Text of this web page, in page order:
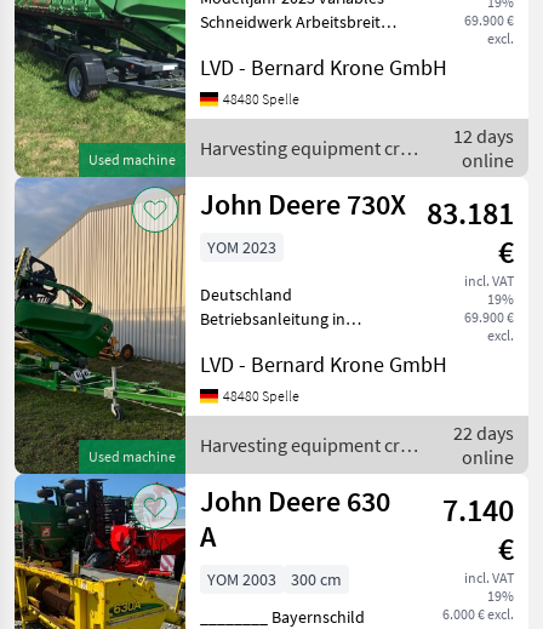
730X
740D
MARKETPLACE
Marketplace
Dealer
offers
Classifieds
Used machine
69.900 €
excl.
Schneidwerk Arbeitsbreite
Rapstrenner 2 kurze
klappbare Halmteiler
oberes
Körnerstritzschutzblech
LVD - Bernard Krone GmbH
48480 Spelle
Harvesting equipment crop
fields / John Deere
12 days
online
Used machine
John Deere 730X 83.181
€
incl. VAT
19%
69.900 €
excl.
YOM 2023
Deutschland
Betriebsanleitung in
kurze klappbare Halmteiler
Schneidwerkvorbereitung
für Anbau an breiten
Schrägförderer Standard-
LVD - Bernard Krone GmbH
48480 Spelle
Harvesting equipment crop
fields / John Deere
22 days
online
John Deere 630
A
7.140
€
incl. VAT
19%
6.000 € excl.
YOM 2003
300 cm
________ Bayernschild